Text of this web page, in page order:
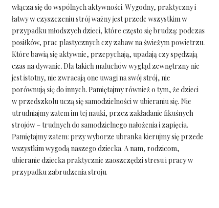
włącza się do wspólnych aktywności. Wygodny, praktyczny i
łatwy w czyszczeniu strój ważny jest przede wszystkim w
przypadku młodszych dzieci, które często się brudzą: podczas
posiłków, prac plastycznych czy zabaw na świeżym powietrzu.
Które bawią się aktywnie, przepychają, upadają czy spędzają
czas na dywanie. Dla takich maluchów wygląd zewnętrzny nie
jest istotny, nie zwracają one uwagi na swój strój, nie
porównują się do innych. Pamiętajmy również o tym, że dzieci
w przedszkolu uczą się samodzielności w ubieraniu się. Nie
utrudniajmy zatem im tej nauki, przez zakładanie fikuśnych
strojów – trudnych do samodzielnego nałożenia i zapięcia.
Pamiętajmy zatem: przy wyborze ubranka kierujmy się przede
wszystkim wygodą naszego dziecka. A nam, rodzicom,
ubieranie dziecka praktycznie zaoszczędzi stresu i pracy w
przypadku zabrudzenia stroju.